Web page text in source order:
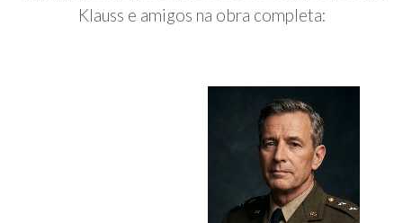
Klauss e amigos na obra completa: